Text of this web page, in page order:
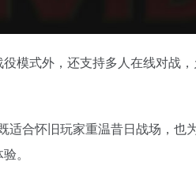
模式外，还支持多人在线对战
合怀旧玩家重温昔日战场，也
。